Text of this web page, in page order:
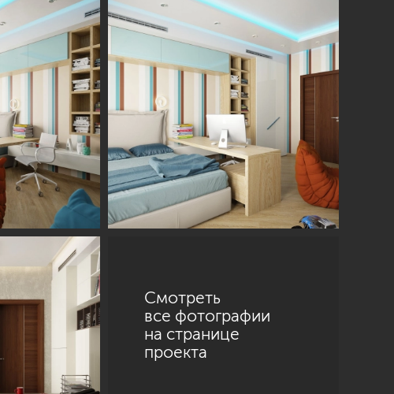
Смотреть
все фотографии
на странице
проекта